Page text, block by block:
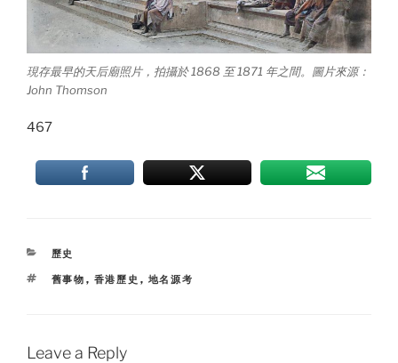
現存最早的天后廟照片，拍攝於 1868 至 1871 年之間。圖片來源：
John Thomson
467
CATEGORIES
歷史
TAGS
舊事物 , 香港歷史 , 地名源考
Leave a Reply